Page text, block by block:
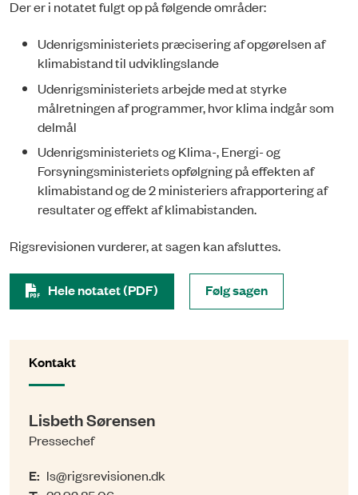
Der er i notatet fulgt op på følgende områder:
Udenrigsministeriets præcisering af opgørelsen af
klimabistand til udviklingslande
Udenrigsministeriets arbejde med at styrke
målretningen af programmer, hvor klima indgår som
delmål
Udenrigsministeriets og Klima-, Energi- og
Forsyningsministeriets opfølgning på effekten af
klimabistand og de 2 ministeriers afrapportering af
resultater og effekt af klimabistanden.
Rigsrevisionen vurderer, at sagen kan afsluttes.
Hele notatet (PDF) Følg sagen
Kontakt
Lisbeth Sørensen
Pressechef
E: ls@rigsrevisionen.dk